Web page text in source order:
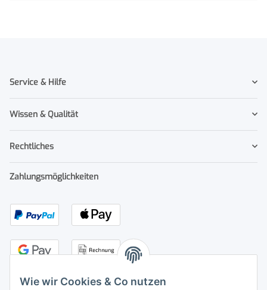
Wie wir Cookies & Co nutzen
Service & Hilfe
Wissen & Qualität
Rechtliches
Zahlungsmöglichkeiten